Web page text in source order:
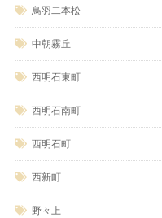
鳥羽二本松
中朝霧丘
西明石東町
西明石南町
西明石町
西新町
野々上